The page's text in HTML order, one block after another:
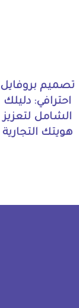
تصميم بروفايل
احترافي: دليلك
الشامل لتعزيز
هويتك التجارية